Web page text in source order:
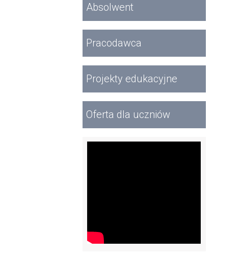
Absolwent
Pracodawca
Projekty edukacyjne
Oferta dla uczniów